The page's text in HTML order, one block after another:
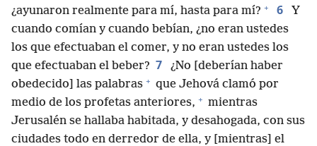
¿ayunaron realmente para mí, hasta para mí? + 6
Y
cuando comían y cuando bebían, ¿no eran ustedes
los que efectuaban el comer, y no eran ustedes los
que efectuaban el beber? 7
¿No [deberían haber
obedecido] las palabras + que Jehová clamó por
medio de los profetas anteriores, + mientras
Jerusalén se hallaba habitada, y desahogada, con sus
ciudades todo en derredor de ella, y [mientras] el